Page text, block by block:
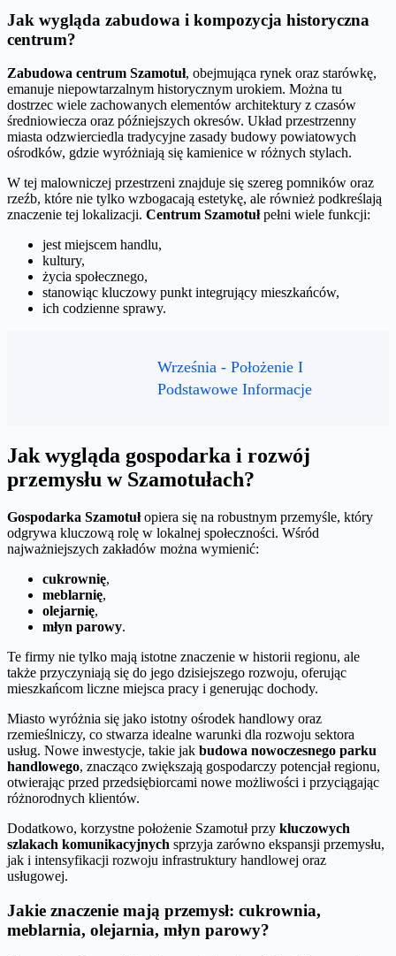
Jak wygląda zabudowa i kompozycja historyczna
centrum?
Zabudowa centrum Szamotuł, obejmująca rynek oraz starówkę,
emanuje niepowtarzalnym historycznym urokiem. Można tu
dostrzec wiele zachowanych elementów architektury z czasów
średniowiecza oraz późniejszych okresów. Układ przestrzenny
miasta odzwierciedla tradycyjne zasady budowy powiatowych
ośrodków, gdzie wyróżniają się kamienice w różnych stylach.
W tej malowniczej przestrzeni znajduje się szereg pomników oraz
rzeźb, które nie tylko wzbogacają estetykę, ale również podkreślają
znaczenie tej lokalizacji. Centrum Szamotułpełni wiele funkcji:
jest miejscem handlu,
kultury,
życia społecznego,
stanowiąc kluczowy punkt integrujący mieszkańców,
ich codzienne sprawy.
Września - Położenie I
Podstawowe Informacje
Jak wygląda gospodarka i rozwój
przemysłu w Szamotułach?
Gospodarka Szamotułopiera się na robustnym przemyśle, który
odgrywa kluczową rolę w lokalnej społeczności. Wśród
najważniejszych zakładów można wymienić:
cukrownię,
meblarnię,
olejarnię,
młyn parowy.
Te firmy nie tylko mają istotne znaczenie w historii regionu, ale
także przyczyniają się do jego dzisiejszego rozwoju, oferując
mieszkańcom liczne miejsca pracy i generując dochody.
Miasto wyróżnia się jako istotny ośrodek handlowy oraz
rzemieślniczy, co stwarza idealne warunki dla rozwoju sektora
usług. Nowe inwestycje, takie jak budowa nowoczesnego parku
handlowego, znacząco zwiększają gospodarczy potencjał regionu,
otwierając przed przedsiębiorcami nowe możliwości i przyciągając
różnorodnych klientów.
Dodatkowo, korzystne położenie Szamotuł przy kluczowych
szlakach komunikacyjnych sprzyja zarówno ekspansji przemysłu,
jak i intensyfikacji rozwoju infrastruktury handlowej oraz
usługowej.
Jakie znaczenie mają przemysł: cukrownia,
meblarnia, olejarnia, młyn parowy?